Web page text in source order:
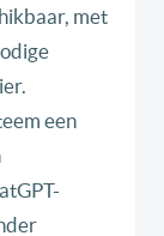
met
een